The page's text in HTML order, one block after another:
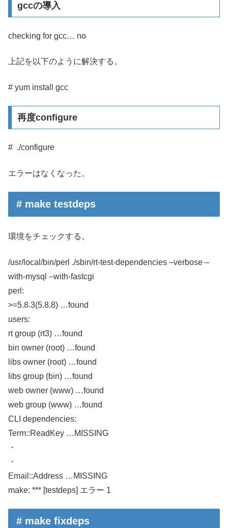
gccの導入
checking for gcc… no
上記を以下のように解決する。
# yum install gcc
再度configure
# ./configure
エラーはなくなった。
# make testdeps
環境をチェックする。
/usr/local/bin/perl ./sbin/rt-test-dependencies –verbose –
with-mysql –with-fastcgi
perl:
>=5.8.3(5.8.8) …found
users:
rt group (rt3) …found
bin owner (root) …found
libs owner (root) …found
libs group (bin) …found
web owner (www) …found
web group (www) …found
CLI dependencies:
Term::ReadKey …MISSING
・
・
Email::Address …MISSING
make: *** [testdeps] エラー 1
# make fixdeps